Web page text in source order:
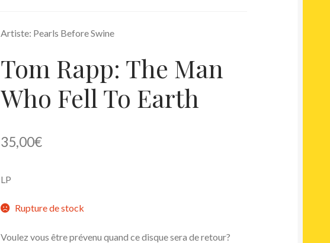
Artiste: Pearls Before Swine
Tom Rapp: The Man
Who Fell To Earth
35,00€
LP
Rupture de stock
Voulez vous être prévenu quand ce disque sera de retour?